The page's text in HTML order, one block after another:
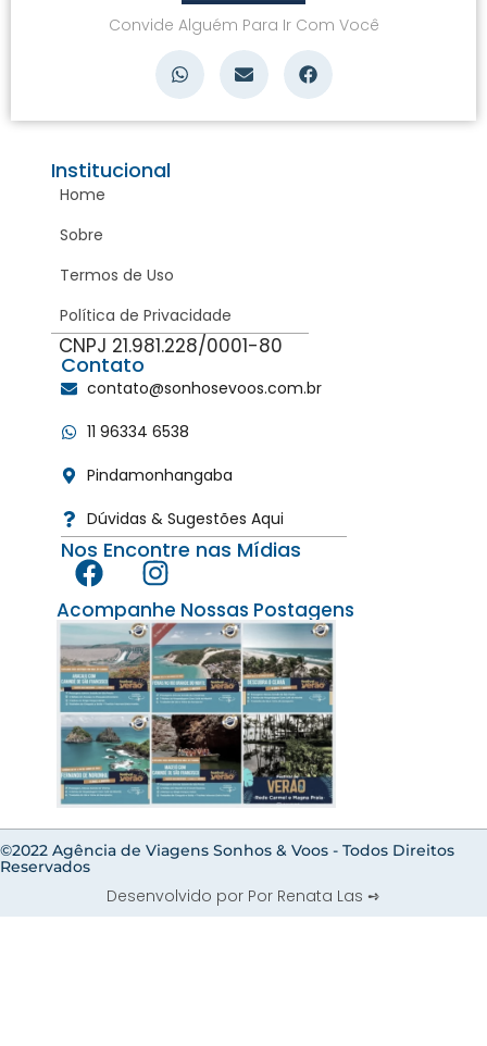
Convide Alguém Para Ir Com Você
Institucional
Home
Sobre
Termos de Uso
Política de Privacidade
CNPJ 21.981.228/0001-80
Contato
contato@sonhosevoos.com.br
11 96334 6538
Pindamonhangaba
Dúvidas & Sugestões Aqui
Nos Encontre nas Mídias
Acompanhe Nossas Postagens
©2022 Agência de Viagens Sonhos & Voos - Todos Direitos
Reservados
Desenvolvido por Por Renata Las ➺